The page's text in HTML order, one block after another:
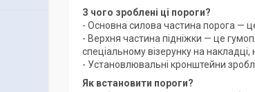
З чого зроблені ці пороги?
- Основна силова частина порога —
- Верхня частина підніжки — це
спеціальному візерунку на накладці,
- Установлювальні кронштейни
Як встановити пороги?